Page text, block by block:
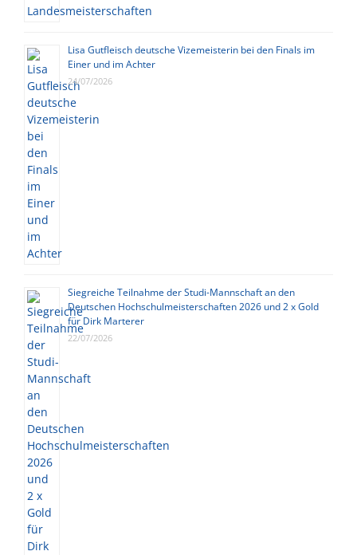
Lisa Gutfleisch deutsche Vizemeisterin bei den Finals im
Einer und im Achter
24/07/2026
Siegreiche Teilnahme der Studi-Mannschaft an den
Deutschen Hochschulmeisterschaften 2026 und 2 x Gold
für Dirk Marterer
22/07/2026